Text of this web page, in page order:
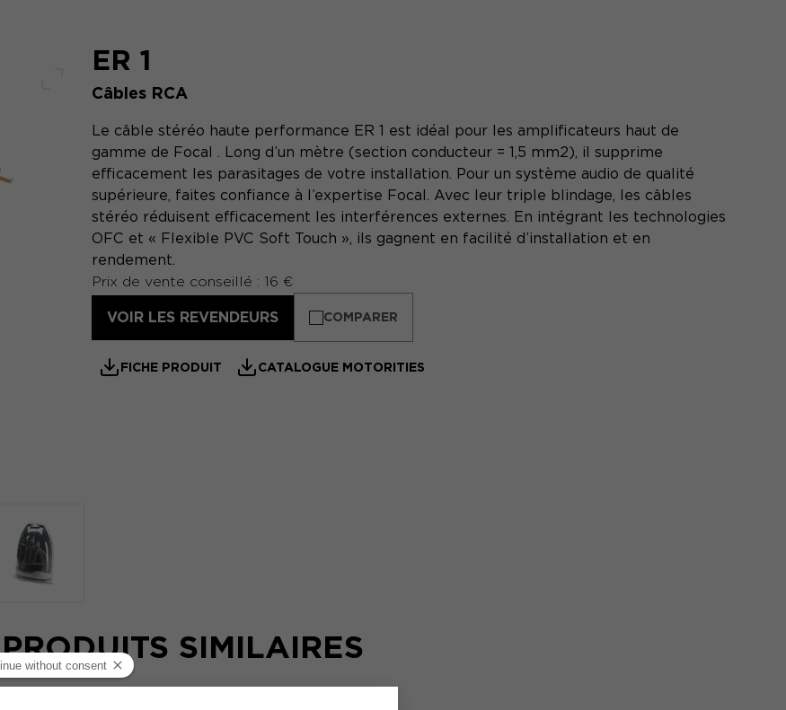
Plein écran
ER 1
Câbles RCA
Le câble stéréo haute performance ER 1 est idéal pour les amplificateurs haut de
gamme de Focal . Long d’un mètre (section conducteur = 1,5 mm2), il supprime
efficacement les parasitages de votre installation. Pour un système audio de qualité
supérieure, faites confiance à l’expertise Focal. Avec leur triple blindage, les câbles
stéréo réduisent efficacement les interférences externes. En intégrant les technologies
OFC et « Flexible PVC Soft Touch », ils gagnent en facilité d’installation et en
rendement.
Prix de vente conseillé : 16 €
VOIR LES REVENDEURS COMPARER
FICHE PRODUIT CATALOGUE MOTORITIES
PRODUITS SIMILAIRES